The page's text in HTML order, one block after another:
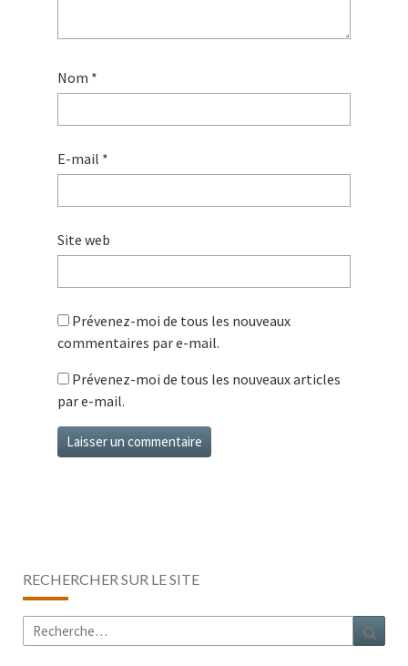
Nom *
E-mail *
Site web
Prévenez-moi de tous les nouveaux
commentaires par e-mail.
Prévenez-moi de tous les nouveaux articles
par e-mail.
RECHERCHER SUR LE SITE
Rechercher :